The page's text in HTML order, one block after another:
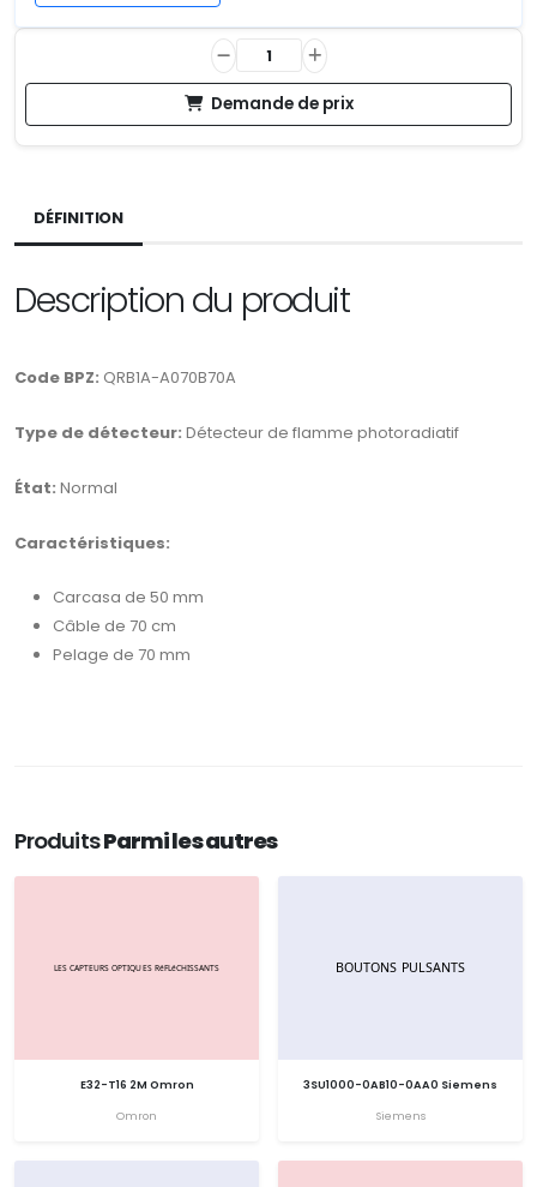
Demande de prix
DÉFINITION
Description du produit
Code BPZ: QRB1A-A070B70A
Type de détecteur: Détecteur de flamme photoradiatif
État: Normal
Caractéristiques:
Carcasa de 50 mm
Câble de 70 cm
Pelage de 70 mm
ProduitsParmi les autres
E32-T16 2M Omron
Omron
3SU1000-0AB10-0AA0 Siemens
Siemens